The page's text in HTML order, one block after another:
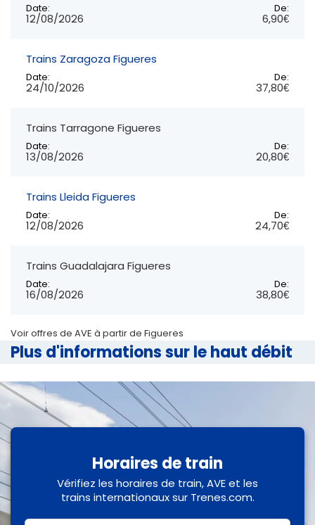
Date:
12/08/2026
De:
6,90€
Trains Zaragoza Figueres
Date:
24/10/2026
De:
37,80€
Trains Tarragone Figueres
Date:
13/08/2026
De:
20,80€
Trains Lleida Figueres
Date:
12/08/2026
De:
24,70€
Trains Guadalajara Figueres
Date:
16/08/2026
De:
38,80€
Voir offres de AVE à partir de Figueres
Plus d'informations sur le haut débit
Horaires de train
Vérifiez les horaires de train, AVE et les
trains internationaux sur Trenes.com.